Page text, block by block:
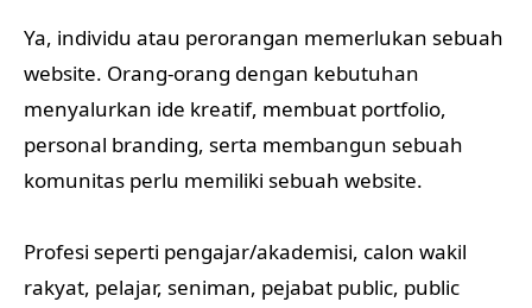
Ya, individu atau perorangan memerlukan sebuah
website. Orang-orang dengan kebutuhan
menyalurkan ide kreatif, membuat portfolio,
personal branding, serta membangun sebuah
komunitas perlu memiliki sebuah website.
Profesi seperti pengajar/akademisi, calon wakil
rakyat, pelajar, seniman, pejabat public, public